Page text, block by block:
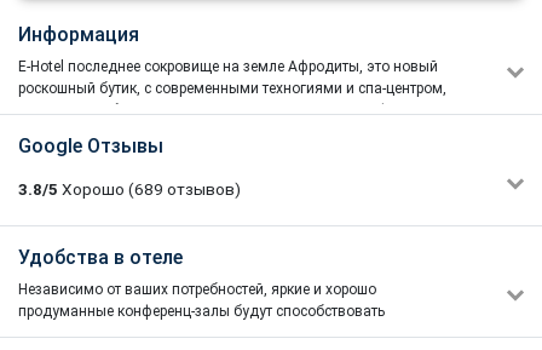
Информация
E-Hotel последнее сокровище на земле Афродиты, это новый
роскошный бутик, с современными техногиями и спа-центром,
все это разработанно в соответствии с принципами фен-шуй.
причудливом поселке Pervolia. Этот отель предлагает вам
Средиземное море. Разработанный в соответствии с принципами
вечер с расслабляющим напитком в гостинной. Восхитительные
ландшафты средиземноморья приблизят вас к природе.
"E-Hotel" это бренд который включает в себя коллекцию шика и
Google Отзывы
3.8/5 Хорошо (689 отзывов)
Dmitry Zorin
Персонал понравился, молодцы. Знают свое дело. А вот
номера, как и сам отель, нуждаются в обновлении. Не
понравилась система управления светом в номере. Много
Удобства в отеле
Независимо от ваших потребностей, яркие и хорошо
продуманные конференц-залы будут способствовать
инновационному мышлению. Зал может принять до 140